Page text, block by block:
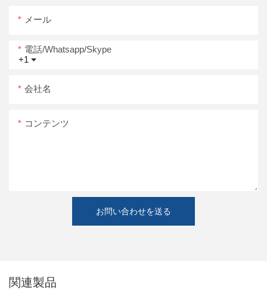
メール
+1
電話/whatsapp/skype
会社名
コンテンツ
お問い合わせを送る
関連製品